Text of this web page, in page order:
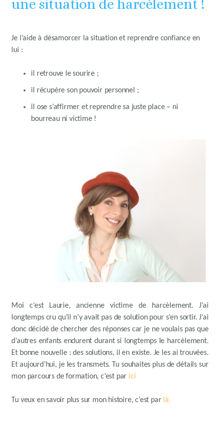
une situation de harcèlement !
Je l’aide à désamorcer la situation et reprendre confiance en
lui :
il retrouve le sourire ;
il récupère son pouvoir personnel ;
il ose s’affirmer et reprendre sa juste place – ni
bourreau ni victime !
Moi c’est Laurie, ancienne victime de harcèlement. J’ai
longtemps cru qu’il n’y avait pas de solution pour s’en sortir. J’ai
donc décidé de chercher des réponses car je ne voulais pas que
d’autres enfants endurent durant si longtemps le harcèlement.
Et bonne nouvelle :des solutions, il en existe. Je les ai trouvées.
Et aujourd’hui, je les transmets. Tu souhaites plus de détails sur
mon parcours de formation, c’est par ici
Tu veux en savoir plus sur mon histoire, c’est par là